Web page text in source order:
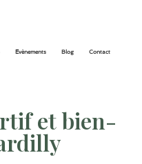
Evènements Blog Contact
et bien-